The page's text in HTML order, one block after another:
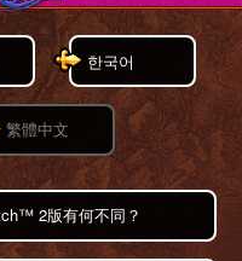
한국어
繁體中文
2版有何不同？